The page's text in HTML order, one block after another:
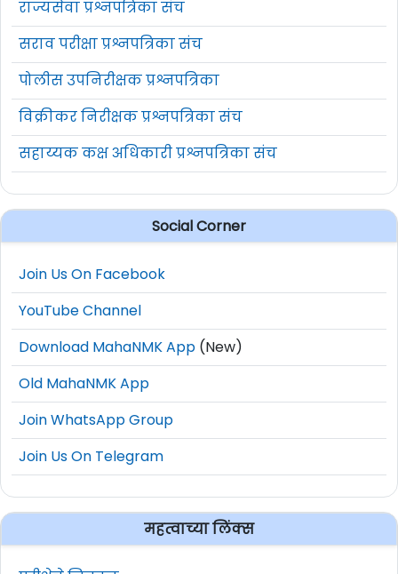
राज्यसेवा प्रश्नपत्रिका संच
सराव परीक्षा प्रश्नपत्रिका संच
पोलीस उपनिरीक्षक प्रश्नपत्रिका
विक्रीकर निरीक्षक प्रश्नपत्रिका संच
सहाय्यक कक्ष अधिकारी प्रश्नपत्रिका संच
Social Corner
Join Us On Facebook
YouTube Channel
Download MahaNMK App (New)
Old MahaNMK App
Join WhatsApp Group
Join Us On Telegram
महत्वाच्या लिंक्स